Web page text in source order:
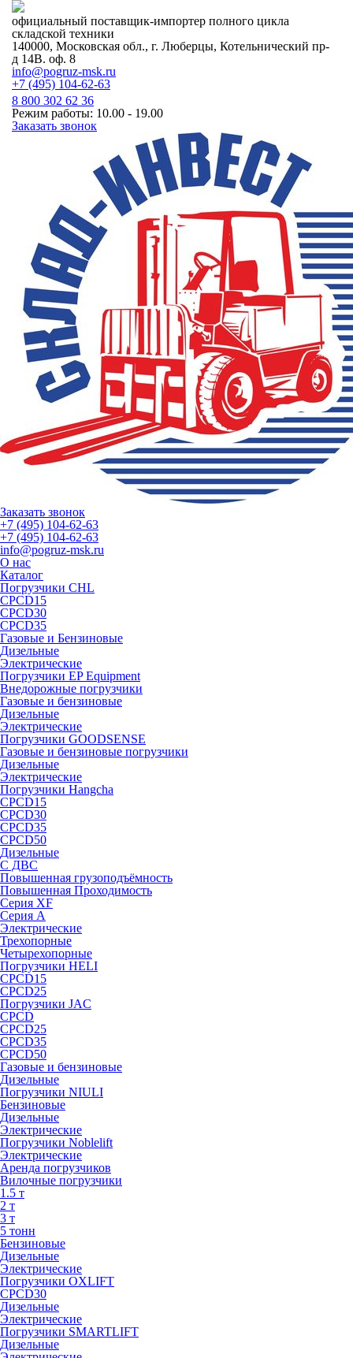
официальный поставщик-импортер полного цикла
складской техники
140000, Московская обл., г. Люберцы, Котельнический пр-
д 14В. оф. 8
info@pogruz-msk.ru
+7 (495) 104-62-63
8 800 302 62 36
Режим работы: 10.00 - 19.00
Заказать звонок
Заказать звонок
+7 (495) 104-62-63
+7 (495) 104-62-63
info@pogruz-msk.ru
О нас
Каталог
Погрузчики CHL
CPCD15
CPCD30
CPCD35
Газовые и Бензиновые
Дизельные
Электрические
Погрузчики EP Equipment
Внедорожные погрузчики
Газовые и бензиновые
Дизельные
Электрические
Погрузчики GOODSENSE
Газовые и бензиновые погрузчики
Дизельные
Электрические
Погрузчики Hangcha
CPCD15
CPCD30
CPCD35
CPCD50
Дизельные
С ДВС
Повышенная грузоподъёмность
Повышенная Проходимость
Серия XF
Серия А
Электрические
Трехопорные
Четырехопорные
Погрузчики HELI
CPCD15
CPCD25
Погрузчики JAC
CPCD
CPCD25
CPCD35
CPCD50
Газовые и бензиновые
Дизельные
Погрузчики NIULI
Бензиновые
Дизельные
Электрические
Погрузчики Noblelift
Электрические
Аренда погрузчиков
Вилочные погрузчики
1.5 т
2 т
3 т
5 тонн
Бензиновые
Дизельные
Электрические
Погрузчики OXLIFT
CPCD30
Дизельные
Электрические
Погрузчики SMARTLIFT
Дизельные